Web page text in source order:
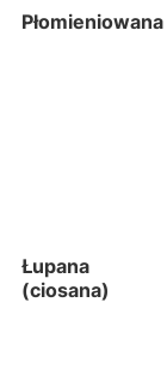
Płomieniowana
Łupana
(ciosana)